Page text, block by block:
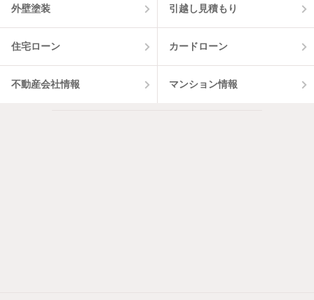
外壁塗装 引越し見積もり
住宅ローン カードローン
不動産会社情報 マンション情報